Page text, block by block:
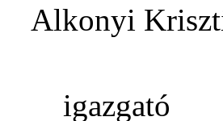
Alkonyi
igazgató